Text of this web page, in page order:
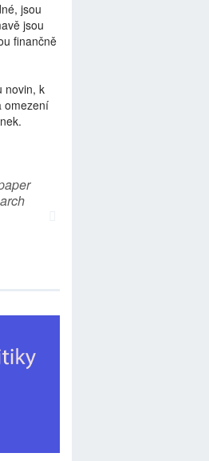
jsou
jsou
finančně
novin, k
omezení